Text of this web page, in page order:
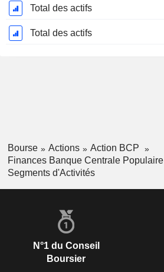
Total des actifs
Total des actifs
Bourse Actions
Action BCP
Finances Banque Centrale Populaire
Segments d'Activités
N°1 du Conseil
Boursier